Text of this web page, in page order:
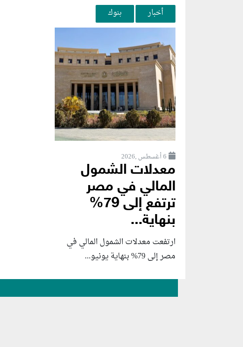
أخبار بنوك
6 أغسطس ,2026
معدلات الشمول
المالي في مصر
ترتفع إلى 79%
بنهاية...
ارتفعت معدلات الشمول المالي في
مصر إلى 79% بنهاية يونيو...